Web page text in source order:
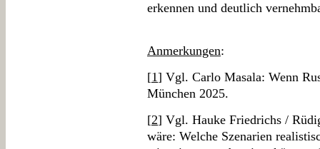
erkennen und deutlich
Anmerkungen:
[1] Vgl. Carlo Masala: Wenn
München 2025.
[2] Vgl. Hauke Friedrichs /
wäre: Welche Szenarien